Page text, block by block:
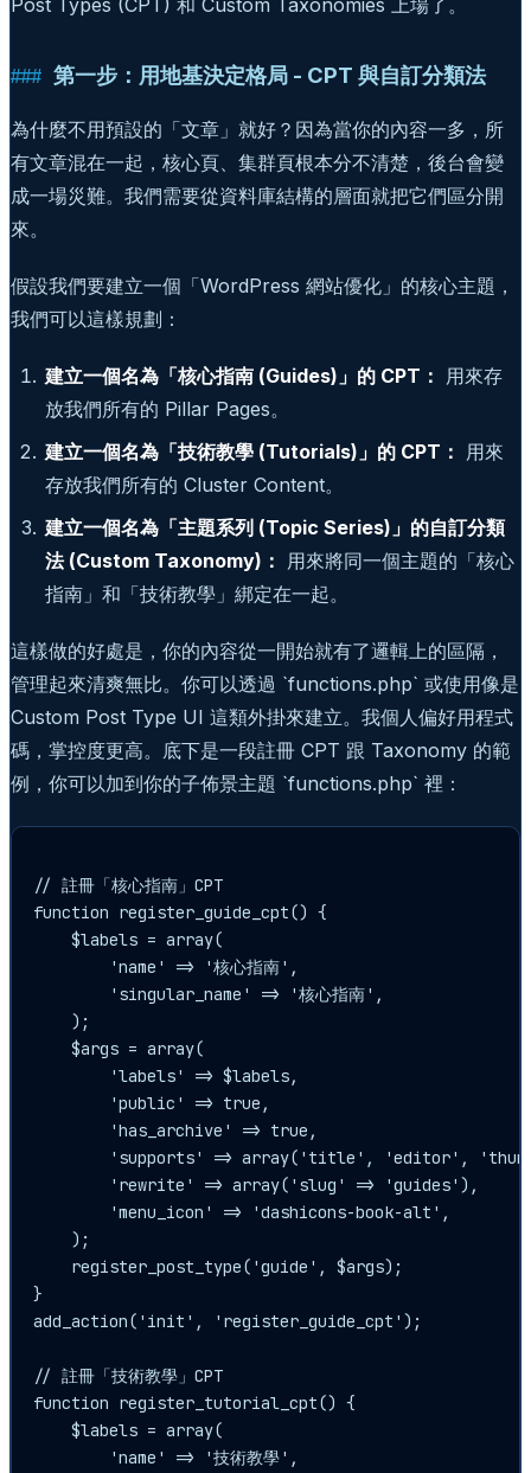
Post Types (CPT) 和 Custom Taxonomies 上場了。
第一步：用地基決定格局 - CPT 與自訂分類法
為什麼不用預設的「文章」就好？因為當你的內容一多，所
有文章混在一起，核心頁、集群頁根本分不清楚，後台會變
成一場災難。我們需要從資料庫結構的層面就把它們區分開
來。
假設我們要建立一個「WordPress 網站優化」的核心主題，
我們可以這樣規劃：
建立一個名為「核心指南 (Guides)」的 CPT： 用來存
放我們所有的 Pillar Pages。
建立一個名為「技術教學 (Tutorials)」的 CPT： 用來
存放我們所有的 Cluster Content。
建立一個名為「主題系列 (Topic Series)」的自訂分類
法 (Custom Taxonomy)： 用來將同一個主題的「核心
指南」和「技術教學」綁定在一起。
這樣做的好處是，你的內容從一開始就有了邏輯上的區隔，
管理起來清爽無比。你可以透過 `functions.php` 或使用像是
Custom Post Type UI 這類外掛來建立。我個人偏好用程式
碼，掌控度更高。底下是一段註冊 CPT 跟 Taxonomy 的範
例，你可以加到你的子佈景主題 `functions.php` 裡：
// 註冊「核心指南」CPT
function register_guide_cpt() {
    $labels = array(
        'name' => '核心指南',
        'singular_name' => '核心指南',
    );
    $args = array(
        'labels' => $labels,
        'public' => true,
        'has_archive' => true,
'supports' => array('title', 'editor',
        'rewrite' => array('slug' => 'guides'),
        'menu_icon' => 'dashicons-book-alt',
    );
    register_post_type('guide', $args);
}
add_action('init', 'register_guide_cpt');
// 註冊「技術教學」CPT
function register_tutorial_cpt() {
    $labels = array(
        'name' => '技術教學',